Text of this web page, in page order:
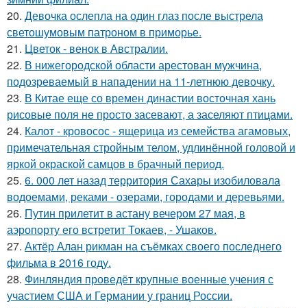
20. Девочка ослепла на один глаз после выстрела
светошумовым патроном в приморье.
21. Цветок - венок в Австралии.
22. В нижегородской области арестован мужчина,
подозреваемый в нападении на 11-летнюю девочку.
23. В Китае еще со времен династии восточная хань
рисовые поля не просто засевают, а заселяют птицами.
24. Калот - кровосос - ящерица из семейства агамовых,
примечательная стройным телом, удлинённой головой и
яркой окраской самцов в брачный период.
25. 6. 000 лет назад территория Сахары изобиловала
водоемами, реками - озерами, городами и деревьями.
26. Путин прилетит в астану вечером 27 мая, в
аэропорту его встретит Токаев, - Ушаков.
27. Актёр Алан рикман на съёмках своего последнего
фильма в 2016 году.
28. Финляндия проведёт крупные военные учения с
участием США и Германии у границ России.